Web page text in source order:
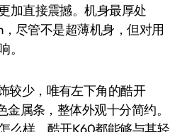
加直接震撼。机身最厚处
尽管不是超薄机身，但对用
。
较少，唯有左下角的酷开
金属条，整体外观十分简约。